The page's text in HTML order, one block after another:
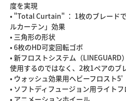
度を実現
• "Total Curtain" ： 1枚のブレード
ルカーテン」効果
• 三角形の形状
• 6枚のHD可変回転ゴボ
• 新フロストシステム（
使用するのではなく、2枚1ペアのブ
• ウォッシュ効果用ヘビーフロスト5ﾟ
• ソフトディフュージョン用ライトフ